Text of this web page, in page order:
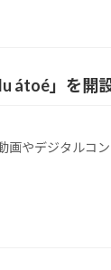
átoé」を開
画やデジタルコ